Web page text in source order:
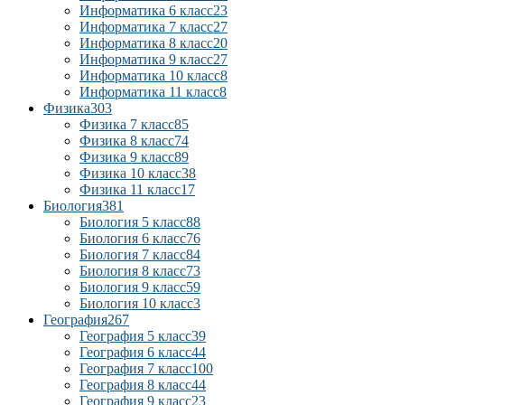
Информатика 6 класс23
Информатика 7 класс27
Информатика 8 класс20
Информатика 9 класс27
Информатика 10 класс8
Информатика 11 класс8
Физика303
Физика 7 класс85
Физика 8 класс74
Физика 9 класс89
Физика 10 класс38
Физика 11 класс17
Биология381
Биология 5 класс88
Биология 6 класс76
Биология 7 класс84
Биология 8 класс73
Биология 9 класс59
Биология 10 класс3
География267
География 5 класс39
География 6 класс44
География 7 класс100
География 8 класс44
География 9 класс23